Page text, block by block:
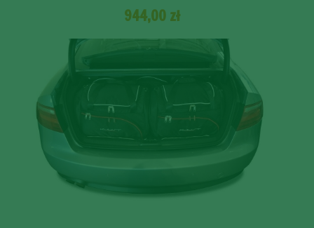
944,00 zł